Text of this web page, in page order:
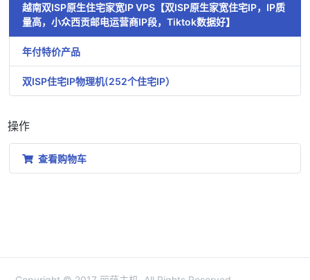
越南双ISP原生住宅家宽IP VPS【双ISP原生家宽住宅IP，IP质
量高，小众西贡邮电运营商IP段，Tiktok数据好】
年付特价产品
双ISP住宅IP物理机(252个住宅IP）
操作
查看购物车